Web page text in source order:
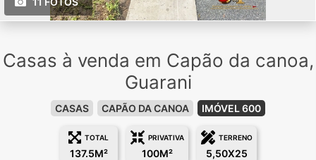
Casas à venda em Capão da canoa,
Guarani
CASAS CAPÃO DA CANOA IMÓVEL 600
TOTAL
137.5M²
PRIVATIVA
100M²
TERRENO
5,50X25